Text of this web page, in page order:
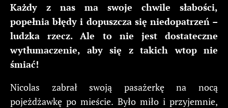
Każdy z nas ma swoje chwile słabości,
popełnia błędy i dopuszcza się niedopatrzeń –
ludzka rzecz. Ale to nie jest dostateczne
wytłumaczenie, aby się z takich wtop nie
śmiać!
Nicolas zabrał swoją pasażerkę na nocą
pojeżdżawkę po mieście. Było miło i przyjemnie,